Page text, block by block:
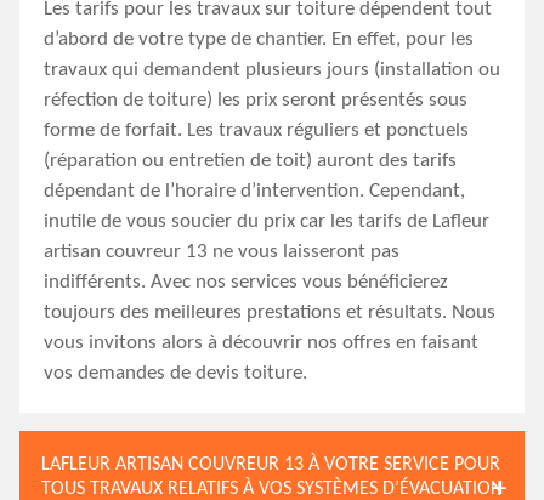
Les tarifs pour les travaux sur toiture dépendent tout
d’abord de votre type de chantier. En effet, pour les
travaux qui demandent plusieurs jours (installation ou
réfection de toiture) les prix seront présentés sous
forme de forfait. Les travaux réguliers et ponctuels
(réparation ou entretien de toit) auront des tarifs
dépendant de l’horaire d’intervention. Cependant,
inutile de vous soucier du prix car les tarifs de Lafleur
artisan couvreur 13 ne vous laisseront pas
indifférents. Avec nos services vous bénéficierez
toujours des meilleures prestations et résultats. Nous
vous invitons alors à découvrir nos offres en faisant
vos demandes de devis toiture.
LAFLEUR ARTISAN COUVREUR 13 À VOTRE SERVICE POUR
TOUS TRAVAUX RELATIFS À VOS SYSTÈMES D’ÉVACUATION